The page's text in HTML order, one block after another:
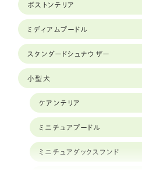
ボストンテリア
ミディアムプードル
スタンダードシュナウザー
小型犬
ケアンテリア
ミニチュアプードル
ミニチュアダックスフンド